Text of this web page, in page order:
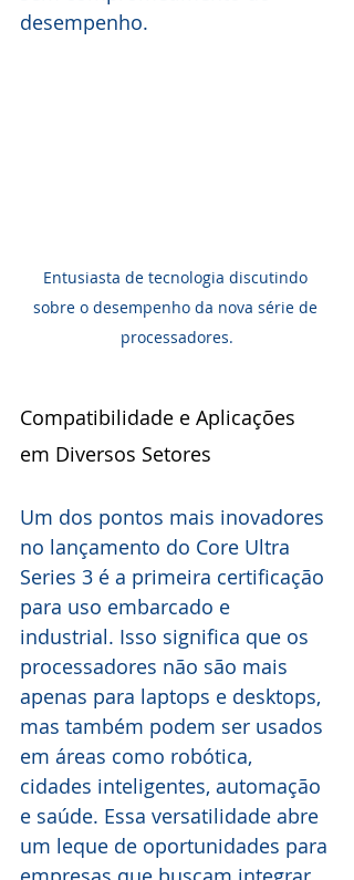
desempenho.
Entusiasta de tecnologia discutindo
sobre o desempenho da nova série de
processadores.
Compatibilidade e Aplicações
em Diversos Setores
Um dos pontos mais inovadores
no lançamento do Core Ultra
Series 3 é a primeira certificação
para uso embarcado e
industrial. Isso significa que os
processadores não são mais
apenas para laptops e desktops,
mas também podem ser usados
em áreas como robótica,
cidades inteligentes, automação
e saúde. Essa versatilidade abre
um leque de oportunidades para